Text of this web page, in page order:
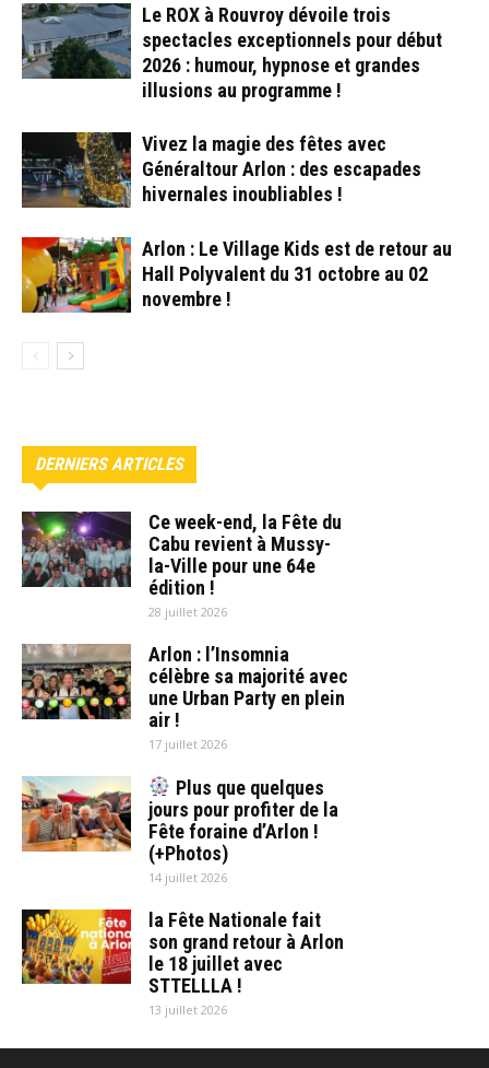
Le ROX à Rouvroy dévoile trois
spectacles exceptionnels pour début
2026 : humour, hypnose et grandes
illusions au programme !
Vivez la magie des fêtes avec
Généraltour Arlon : des escapades
hivernales inoubliables !
Arlon : Le Village Kids est de retour au
Hall Polyvalent du 31 octobre au 02
novembre !
DERNIERS ARTICLES
Ce week-end, la Fête du
Cabu revient à Mussy-
la-Ville pour une 64e
édition !
28 juillet 2026
Arlon : l’Insomnia
célèbre sa majorité avec
une Urban Party en plein
air !
17 juillet 2026
Plus que quelques
jours pour profiter de la
Fête foraine d’Arlon !
(+Photos)
14 juillet 2026
la Fête Nationale fait
son grand retour à Arlon
le 18 juillet avec
STTELLLA !
13 juillet 2026